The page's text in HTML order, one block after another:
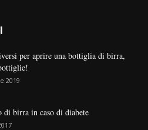
per aprire una bottiglia di birra,
2019
di birra in caso di diabete